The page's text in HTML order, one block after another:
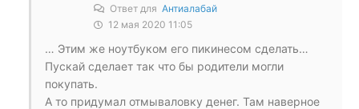
Ответ для Антиалабай
12 мая 2020 11:05
… Этим же ноутбуком его пикинесом сделать…
Пускай сделает так что бы родители могли
покупать.
А то придумал отмываловку денег. Там наверное